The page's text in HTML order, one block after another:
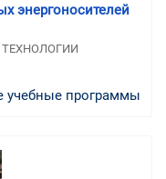
энергоносителей
ТЕХНОЛОГИИ
учебные программы